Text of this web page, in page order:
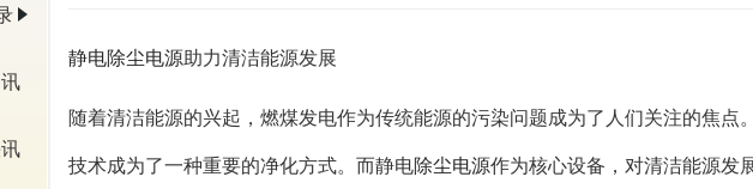
静电除尘电源助力清洁能源发展
随着清洁能源的兴起，燃煤发电作为传统能源的污染问题成为了人们关注的焦
技术成为了一种重要的净化方式。而静电除尘电源作为核心设备，对清洁能源发